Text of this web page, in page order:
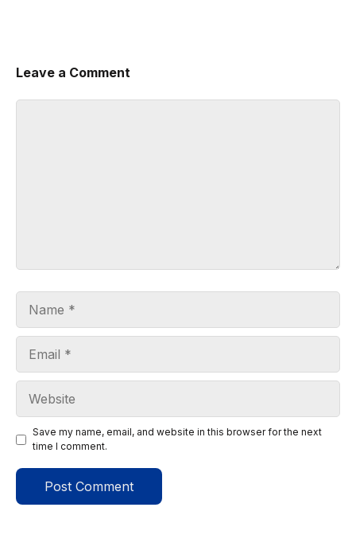
Leave a Comment
Save my name, email, and website in this browser for the next
time I comment.